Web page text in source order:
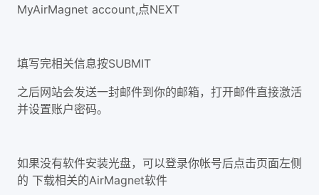
MyAirMagnet account,点NEXT
填写完相关信息按SUBMIT
之后网站会发送一封邮件到你的邮箱，打开邮件直接激活
并设置账户密码。
如果没有软件安装光盘，可以登录你帐号后点击页面左侧
的 下载相关的AirMagnet软件